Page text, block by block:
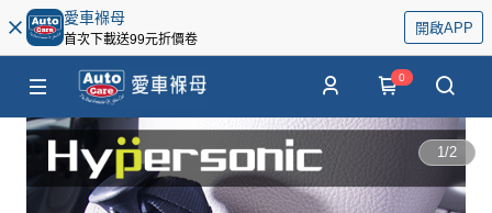
愛車褓母
首次下載送99元折價卷
開啟APP
0
1/2